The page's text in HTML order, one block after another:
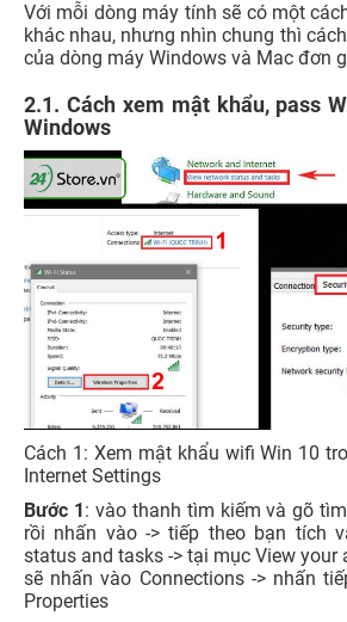
Với mỗi dòng máy tính sẽ có một
khác nhau, nhưng nhìn chung thì cách
của dòng máy Windows và Mac đơn
2.1. Cách xem mật khẩu, pass
Windows
Cách 1: Xem mật khẩu wifi Win 10
Internet Settings
Bước 1: vào thanh tìm kiếm và gõ
rồi nhấn vào -> tiếp theo bạn tích
status and tasks -> tại mục View your
sẽ nhấn vào Connections -> nhấn
Properties